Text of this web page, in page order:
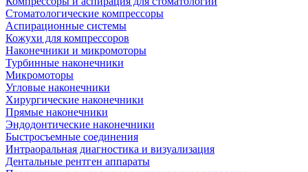
Стоматологические компрессоры
Аспирационные системы
Кожухи для компрессоров
Наконечники и микромоторы
Турбинные наконечники
Микромоторы
Угловые наконечники
Хирургические наконечники
Прямые наконечники
Эндодонтические наконечники
Быстросъемные соединения
Интраоральная диагностика и визуализация
Дентальные рентген аппараты